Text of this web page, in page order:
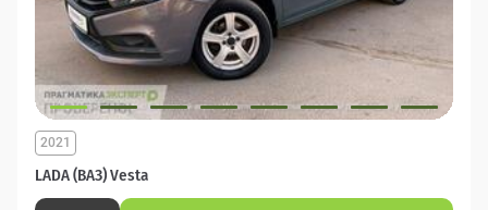
LADA (ВАЗ) Vesta
2021